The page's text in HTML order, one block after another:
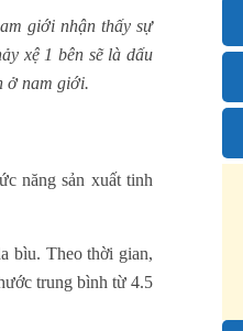
giới nhận thấy sự
xệ 1 bên sẽ là dấu
ở nam giới.
năng sản xuất tinh
bìu. Theo thời gian,
trung bình từ 4.5